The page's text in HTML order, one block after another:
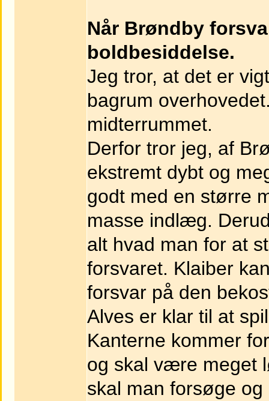
Når Brøndby
boldbesiddelse.
Jeg tror, at det er
bagrum
midterrummet.
Derfor tror jeg, af
ekstremt dybt og
godt med en større
masse indlæg.
alt hvad man for at
forsvaret. Klaiber
forsvar på den
Alves er klar til at
Kanterne kommer
og skal være meget
skal man forsøge